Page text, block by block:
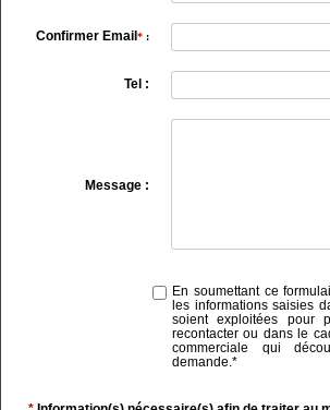
Confirmer Email *:
Tel :
Message :
En soumettant ce
les informations saisies
soient exploitées pour
recontacter ou dans le
commerciale qui
demande.*